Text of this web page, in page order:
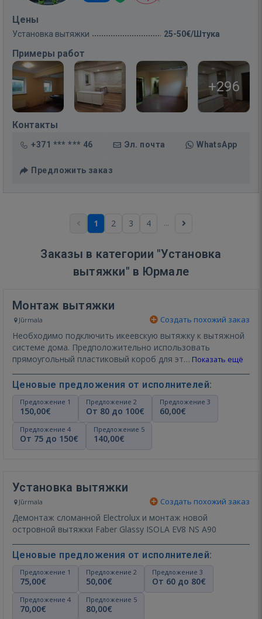
Цены
Установка вытяжки 25-50€/Штука
Примеры работ
+296
Контакты
+371 *** *** 46 Эл. почта WhatsApp
Предложить заказ
1 2 3 4 ...
Заказы в категории "Установка
вытяжки" в Юрмале
Монтаж вытяжки
Jūrmala Создать похожий заказ
Необходимо подключить икеевскую вытяжку к вытяжной
системе дома. Предположительно использовать
прямоугольный пластиковый короб для эт… Показать ещё
Ценовые предложения от исполнителей:
Предложение 1
150,00€
Предложение 2
От 80 до 100€
Предложение 3
60,00€
Предложение 4
От 75 до 150€
Предложение 5
140,00€
Установка вытяжки
Jūrmala Создать похожий заказ
Демонтаж сломанной Electrolux и монтаж новой
островной вытяжки Faber Glassy ISOLA EV8 NS A90
Ценовые предложения от исполнителей:
Предложение 1
75,00€
Предложение 2
50,00€
Предложение 3
От 60 до 80€
Предложение 4
70,00€
Предложение 5
80,00€